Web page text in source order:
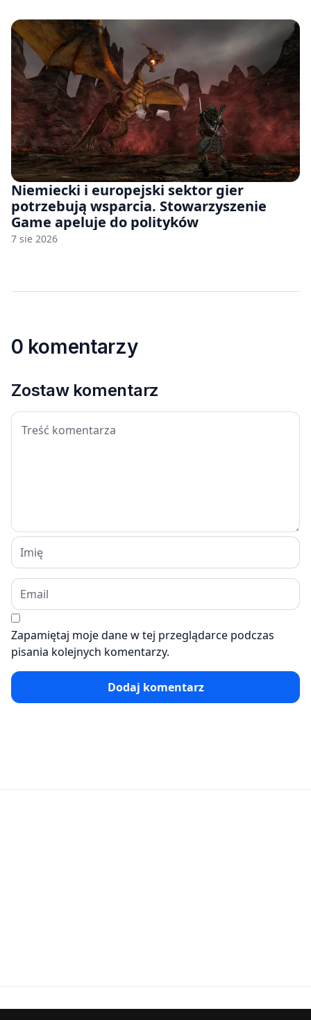
Niemiecki i europejski sektor gier
potrzebują wsparcia. Stowarzyszenie
Game apeluje do polityków
7 sie 2026
0 komentarzy
Zostaw komentarz
Zapamiętaj moje dane w tej przeglądarce podczas
pisania kolejnych komentarzy.
Dodaj komentarz